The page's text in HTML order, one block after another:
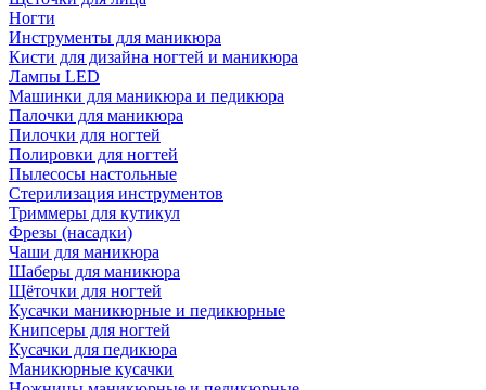
Ногти
Инструменты для маникюра
Кисти для дизайна ногтей и маникюра
Лампы LED
Машинки для маникюра и педикюра
Палочки для маникюра
Пилочки для ногтей
Полировки для ногтей
Пылесосы настольные
Стерилизация инструментов
Триммеры для кутикул
Фрезы (насадки)
Чаши для маникюра
Шаберы для маникюра
Щёточки для ногтей
Кусачки маникюрные и педикюрные
Книпсеры для ногтей
Кусачки для педикюра
Маникюрные кусачки